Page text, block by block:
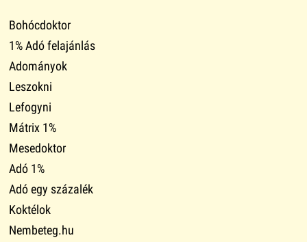
Bohócdoktor
1% Adó felajánlás
Adományok
Leszokni
Lefogyni
Mátrix 1%
Mesedoktor
Adó 1%
Adó egy százalék
Koktélok
Nembeteg.hu